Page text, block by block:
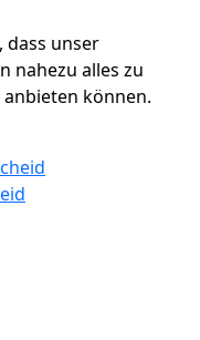
dass unser
nahezu alles zu
anbieten können.